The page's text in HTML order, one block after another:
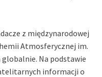
z międzynarodowej
Atmosferycznej im.
Na podstawie
informacji o